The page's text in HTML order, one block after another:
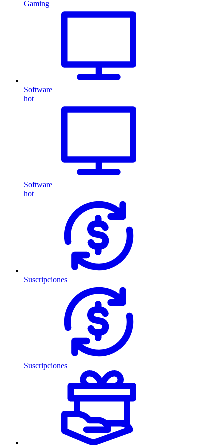
Gaming
Software
hot
Software
hot
Suscripciones
Suscripciones